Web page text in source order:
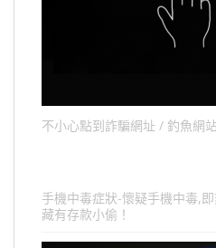
不小心點到詐騙網址 / 釣魚網
手機中毒症狀-懷疑手機中毒,
藏有存款小偷！